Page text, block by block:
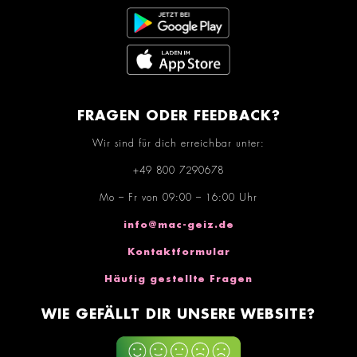
FRAGEN ODER FEEDBACK?
Wir sind für dich erreichbar unter:
+49 800 7290678
Mo – Fr von 09:00 – 16:00 Uhr
info@mac-geiz.de
Kontaktformular
Häufig gestellte Fragen
WIE GEFÄLLT DIR UNSERE WEBSITE?